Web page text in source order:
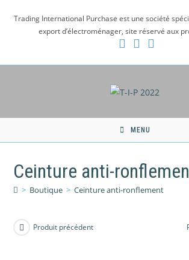
Trading International Purchase est une société
export d’électroménager, site réservé aux
MENU
Ceinture anti-
> Boutique > Ceinture anti-ronflement
Produit précédent